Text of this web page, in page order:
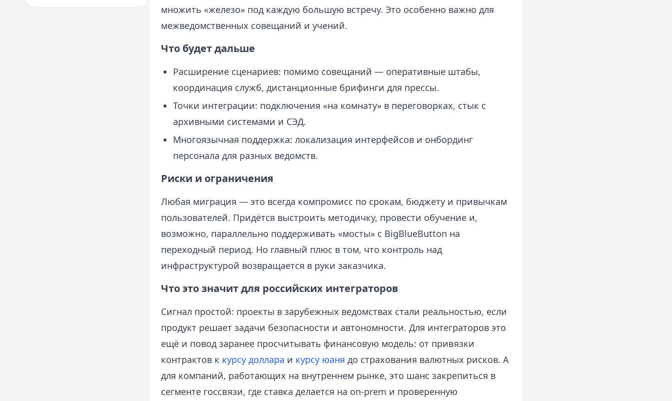
множить «железо» под каждую большую встречу. Это особенно важно для
межведомственных совещаний и учений.
Что будет дальше
Расширение сценариев: помимо совещаний — оперативные штабы,
координация служб, дистанционные брифинги для прессы.
Точки интеграции: подключения «на комнату» в переговорках, стык с
архивными системами и СЭД.
Многоязычная поддержка: локализация интерфейсов и онбординг
персонала для разных ведомств.
Риски и ограничения
Любая миграция — это всегда компромисс по срокам, бюджету и привычкам
пользователей. Придётся выстроить методичку, провести обучение и,
возможно, параллельно поддерживать «мосты» с BigBlueButton на
переходный период. Но главный плюс в том, что контроль над
инфраструктурой возвращается в руки заказчика.
Что это значит для российских интеграторов
Сигнал простой: проекты в зарубежных ведомствах стали реальностью, если
продукт решает задачи безопасности и автономности. Для интеграторов это
ещё и повод заранее просчитывать финансовую модель: от привязки
контрактов к курсу доллара и курсу юаня до страхования валютных рисков. А
для компаний, работающих на внутреннем рынке, это шанс закрепиться в
сегменте госсвязи, где ставка делается на on‑prem и проверенную